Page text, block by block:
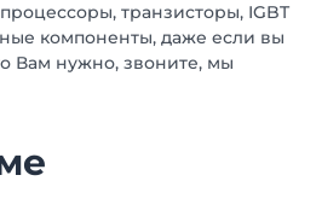
транзисторы, IGBT
компоненты, даже если вы
Вам нужно, звоните, мы